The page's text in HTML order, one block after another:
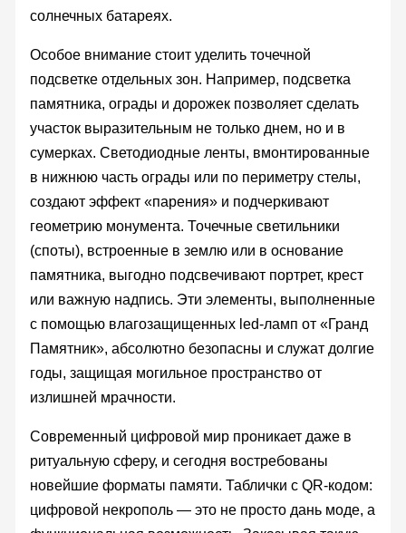
солнечных батареях.
Особое внимание стоит уделить точечной
подсветке отдельных зон. Например, подсветка
памятника, ограды и дорожек позволяет сделать
участок выразительным не только днем, но и в
сумерках. Светодиодные ленты, вмонтированные
в нижнюю часть ограды или по периметру стелы,
создают эффект «парения» и подчеркивают
геометрию монумента. Точечные светильники
(споты), встроенные в землю или в основание
памятника, выгодно подсвечивают портрет, крест
или важную надпись. Эти элементы, выполненные
с помощью влагозащищенных led-ламп от «Гранд
Памятник», абсолютно безопасны и служат долгие
годы, защищая могильное пространство от
излишней мрачности.
Современный цифровой мир проникает даже в
ритуальную сферу, и сегодня востребованы
новейшие форматы памяти. Таблички с QR-кодом:
цифровой некрополь — это не просто дань моде, а